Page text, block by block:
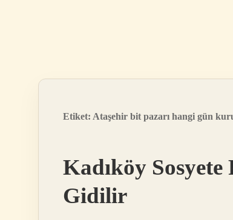
Etiket: Ataşehir bit pazarı hangi gün
Kadıköy
Gidilir